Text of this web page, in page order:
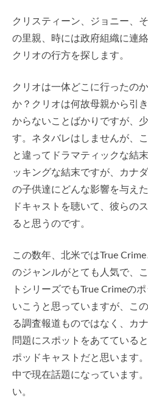
クリスティーン、ジョニー、
の里親、時には政府組織に連
クリオの行方を探します。
クリオは一体どこに行ったの
か？クリオは何故母親から引
からないことばかりですが、
す。ネタバレはしませんが、
と違ってドラマティックな結
ッキングな結末ですが、カナ
の子供達にどんな影響を与え
ドキャストを聴いて、彼らの
ると思うのです。
この数年、北米ではTrue
のジャンルがとても人気で、
トシリーズでもTrue Crimeの
いこうと思っていますが、この
る調査報道ものではなく、カ
問題にスポットをあてている
ポッドキャストだと思います
中で現在話題になっています
い。